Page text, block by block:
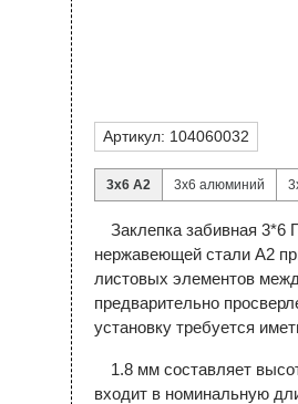
Артикул: 104060032
3х6 А2 3х6 алюминий
Заклепка забивная 3*6
нержавеющей стали А2
листовых элементов
предварительно
установку требуется
1.8 мм составляет
входит в номинальную